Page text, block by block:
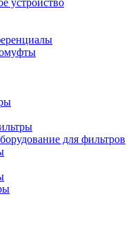
устройство
для фильтров